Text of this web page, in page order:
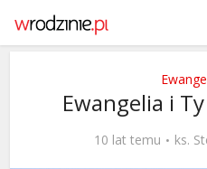
Ewangelia i
10 lat temu ks.